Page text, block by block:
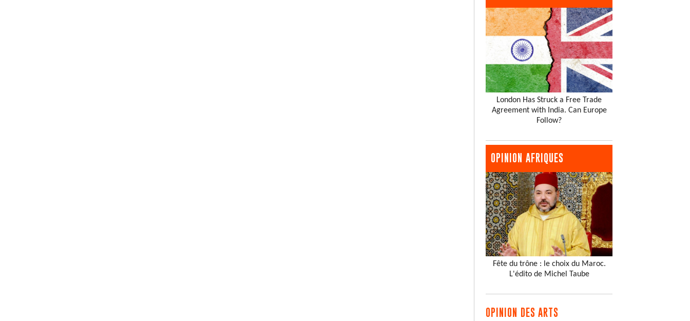
London Has Struck a Free Trade
Agreement with India. Can Europe
Follow?
OPINION AFRIQUES
Fête du trône : le choix du Maroc.
L'édito de Michel Taube
OPINION DES ARTS